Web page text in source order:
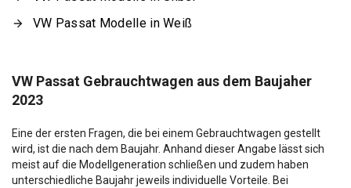
VW Passat Modelle in Weiß
VW Passat Gebrauchtwagen aus dem Baujaher
2023
Eine der ersten Fragen, die bei einem Gebrauchtwagen gestellt
wird, ist die nach dem Baujahr. Anhand dieser Angabe lässt sich
meist auf die Modellgeneration schließen und zudem haben
unterschiedliche Baujahr jeweils individuelle Vorteile. Bei